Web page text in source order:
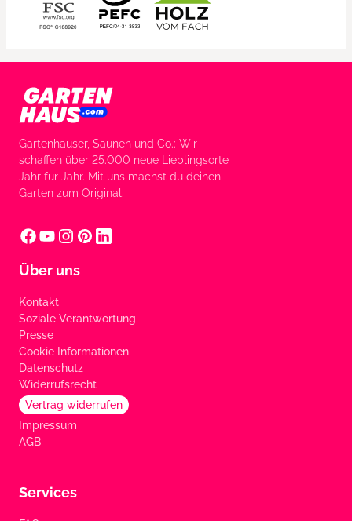
Gartenhäuser, Saunen und Co.: Wir
schaffen über 25.000 neue Lieblingsorte
Jahr für Jahr. Mit uns machst du deinen
Garten zum Original.
Über uns
Kontakt
Soziale Verantwortung
Presse
Cookie Informationen
Datenschutz
Widerrufsrecht
Vertrag widerrufen
Impressum
AGB
Services